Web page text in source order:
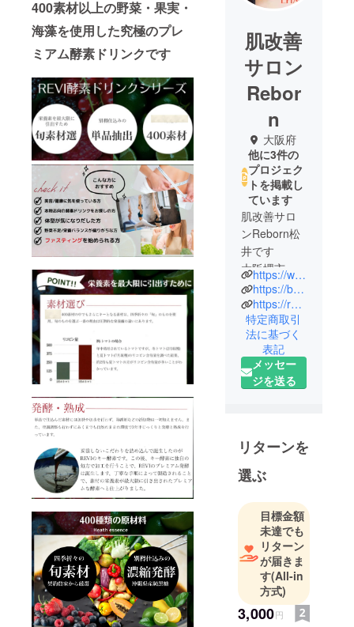
400素材以上の野菜・果実・
海藻を使用した究極のプレ
ミアム酵素ドリンクです
肌改善
サロン
Rebor
n
大阪府
他に3件の
プロジェク
トを掲載し
ています
肌改善サロ
ンReborn松
井です
大阪堺市に
ある古民家
エステ
結果重視オ
ンライン
ショップ
https://www.instagram.com/rebornsakai?igsh=czZ6cmhlYjcyNHd2&utm_source=qr
https://beauty.hotpepper.jp/kr/slnH000637859/
https://revi1229.base.shop/
特定商取引
法に基づく
表記
メッセー
ジを送る
リターンを
選ぶ
目標金額
未達でも
リターン
が届きま
す(All-in
方式)
3,000円